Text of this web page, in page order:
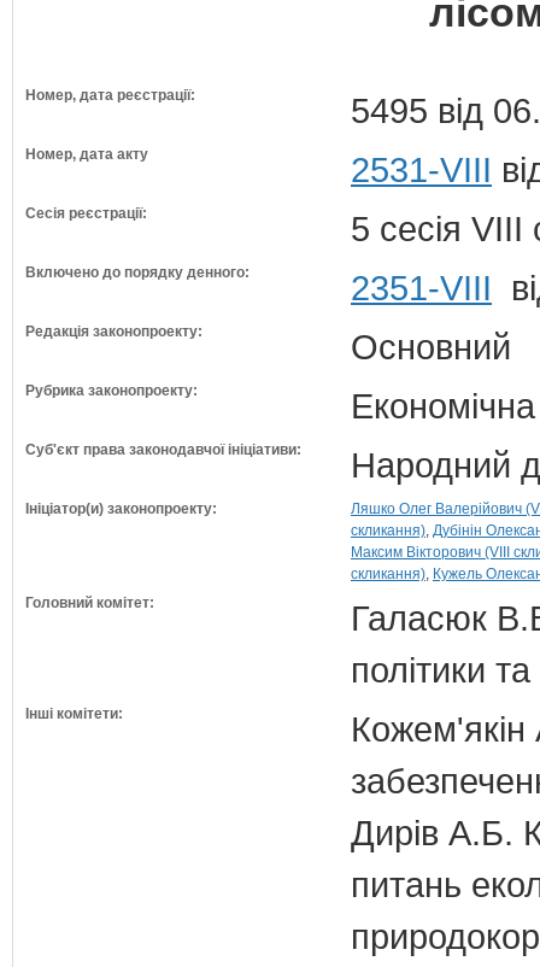
Номер, дата реєстрації: 5495 від
Номер, дата акту 2531-VIII
Сесія реєстрації: 5 сесія VIII
Включено до порядку денного: 2351-VIII
Редакція законопроекту: Основний
Рубрика законопроекту:
Суб'єкт права законодавчої ініціативи: Народний
Ініціатор(и) законопроекту:
Ляшко Олег Валерійович
скликання) Дубінін
Максим Вікторович (VIII
скликання) Кужель
Головний комітет:
Галасюк
політики
Інші комітети:
Кожем'якін
Дирів А.Б.
питань